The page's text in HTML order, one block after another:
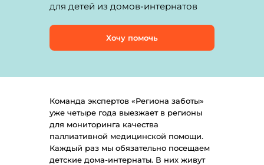
Хочу помочь
для детей из домов-интернатов
Команда экспертов «Региона заботы»
уже четыре года выезжает в регионы
для мониторинга качества
паллиативной медицинской помощи.
Каждый раз мы обязательно посещаем
детские дома-интернаты. В них живут